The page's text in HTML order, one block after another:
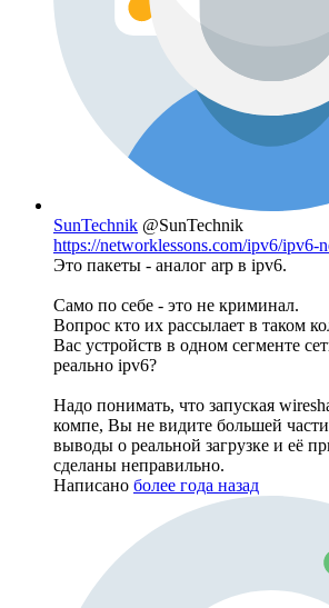
SunTechnik @SunTechnik
https://networklessons.com/ipv6/ipv6-
Это пакеты - аналог arp в ipv6.
Само по себе - это не криминал.
Вопрос кто их рассылает в таком
Вас устройств в одном сегменте
реально ipv6?
Надо понимать, что запуская
компе, Вы не видите большей
выводы о реальной загрузке и её
сделаны неправильно.
Написано более года назад